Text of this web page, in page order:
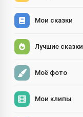
Мои сказки
Лучшие сказки
Моё фото
Мои клипы